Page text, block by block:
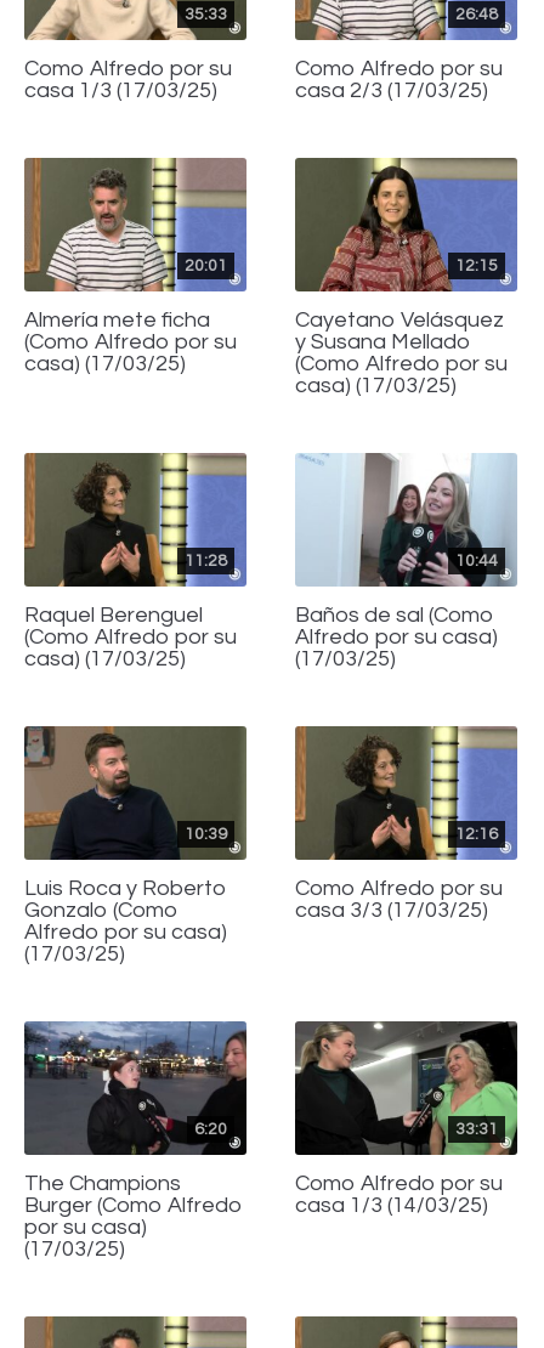
35:33
Como Alfredo por su
casa 1/3 (17/03/25)
26:48
Como Alfredo por su
casa 2/3 (17/03/25)
20:01
Almería mete ficha
(Como Alfredo por su
casa) (17/03/25)
12:15
Cayetano Velásquez
y Susana Mellado
(Como Alfredo por su
casa) (17/03/25)
11:28
Raquel Berenguel
(Como Alfredo por su
casa) (17/03/25)
10:44
Baños de sal (Como
Alfredo por su casa)
(17/03/25)
10:39
Luis Roca y Roberto
Gonzalo (Como
Alfredo por su casa)
(17/03/25)
12:16
Como Alfredo por su
casa 3/3 (17/03/25)
6:20
The Champions
Burger (Como Alfredo
por su casa)
(17/03/25)
33:31
Como Alfredo por su
casa 1/3 (14/03/25)